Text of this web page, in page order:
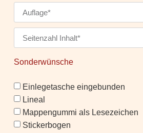
Sonderwünsche
Einlegetasche eingebunden
Lineal
Mappengummi als Lesezeichen
Stickerbogen